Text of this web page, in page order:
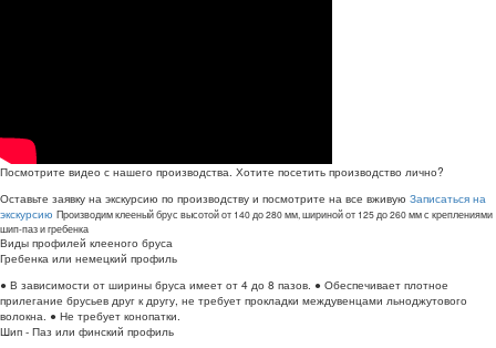
Посмотрите видео с нашего производства. Хотите посетить производство лично?
Оставьте заявку на экскурсию по производству и посмотрите на все вживую Записаться на
экскурсию Производим клееный брус высотой от 140 до 280 мм, шириной от 125 до 260 мм с креплениями
шип-паз и гребенка
Виды профилей клееного бруса
Гребенка или немецкий профиль
● В зависимости от ширины бруса имеет от 4 до 8 пазов. ● Обеспечивает плотное
прилегание брусьев друг к другу, не требует прокладки междувенцами льноджутового
волокна. ● Не требует конопатки.
Шип - Паз или финский профиль